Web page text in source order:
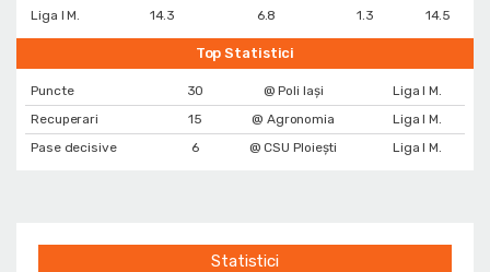
Liga I M.
14.3 6.8 1.3 14.5
Top Statistici
Puncte 30 @ Poli Iași
Liga I M.
Recuperari
15 @ Agronomia
Liga I M.
Pase decisive
6 @ CSU Ploiești Liga I M.
Statistici